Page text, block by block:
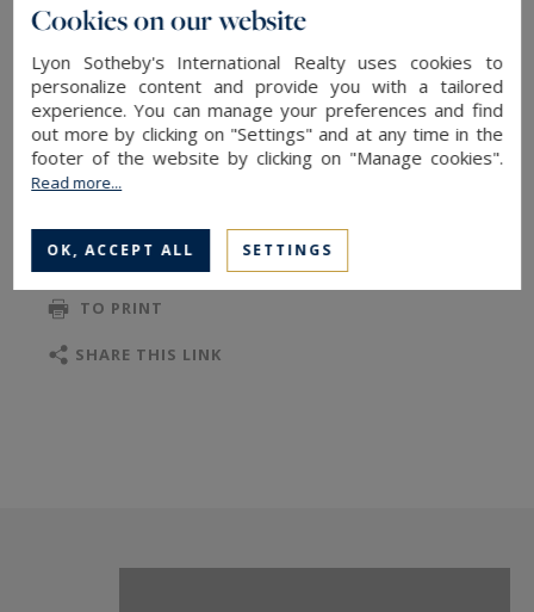
nobles et finitions de qualité : bois naturel,
aménagements sur mesure et lignes épurées,
suite parentale avec sa salle d'eau, trois
chambres, salle de bains, deux toilettes séparés.
Le second extérieur d'une surface de 175m²
agrémenté de végétation offre une
pétanque, un espace dînatoire ainsi qu'un
espace détente.
Deux garages dans la copropriété.
Un bien unique sur le secteur sur le marché
READ MORE
TO SAFEGUARD
TO PRINT
SHARE THIS LINK
Cookies on our website
Lyon Sotheby's International Realty uses cookies to
personalize content and provide you with a tailored
experience. You can manage your preferences and find
out more by clicking on "Settings" and at any time in the
footer of the website by clicking on "Manage cookies".
Read more...
OK, ACCEPT ALL SETTINGS